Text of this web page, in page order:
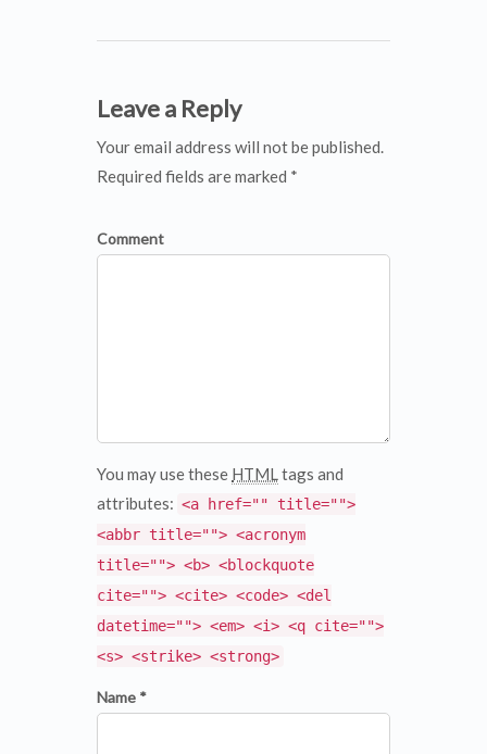
Leave a Reply
Your email address will not be published.
Required fields are marked *
Comment
You may use these HTMLtags and
attributes: <a href="" title="">
<abbr title=""> <acronym
title=""> <b> <blockquote
cite=""> <cite> <code> <del
datetime=""> <em> <i> <q cite="">
<s> <strike> <strong>
Name *